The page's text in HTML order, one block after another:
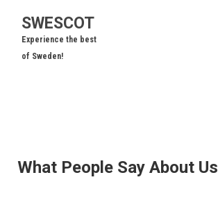
SWESCOT
Experience the best
of Sweden!
Fragen
What People Say About Us